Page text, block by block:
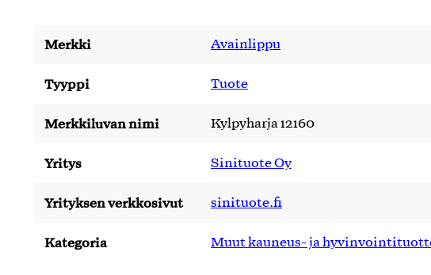
Merkki Avainlippu
Tyyppi Tuote
Merkkiluvan nimi Kylpyharja 12160
Yritys Sinituote Oy
Yrityksen verkkosivut sinituote.fi
Kategoria Muut kauneus- ja